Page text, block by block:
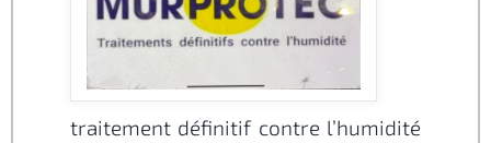
traitement définitif contre l’humidité